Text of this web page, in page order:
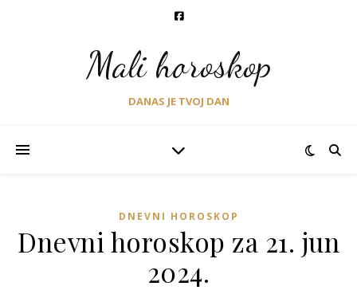
Mali horoskop
DANAS JE TVOJ DAN
DNEVNI HOROSKOP
Dnevni horoskop za 21. jun
2024.